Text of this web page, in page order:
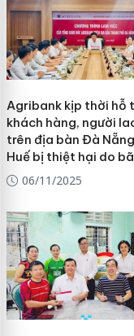
Agribank kịp thời hỗ
khách hàng, người
trên địa bàn Đà
Huế bị thiệt hại do
06/11/2025